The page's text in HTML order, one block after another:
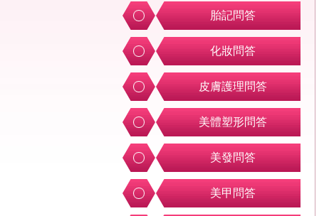
胎記問答
化妝問答
皮膚護理問答
美體塑形問答
美發問答
美甲問答